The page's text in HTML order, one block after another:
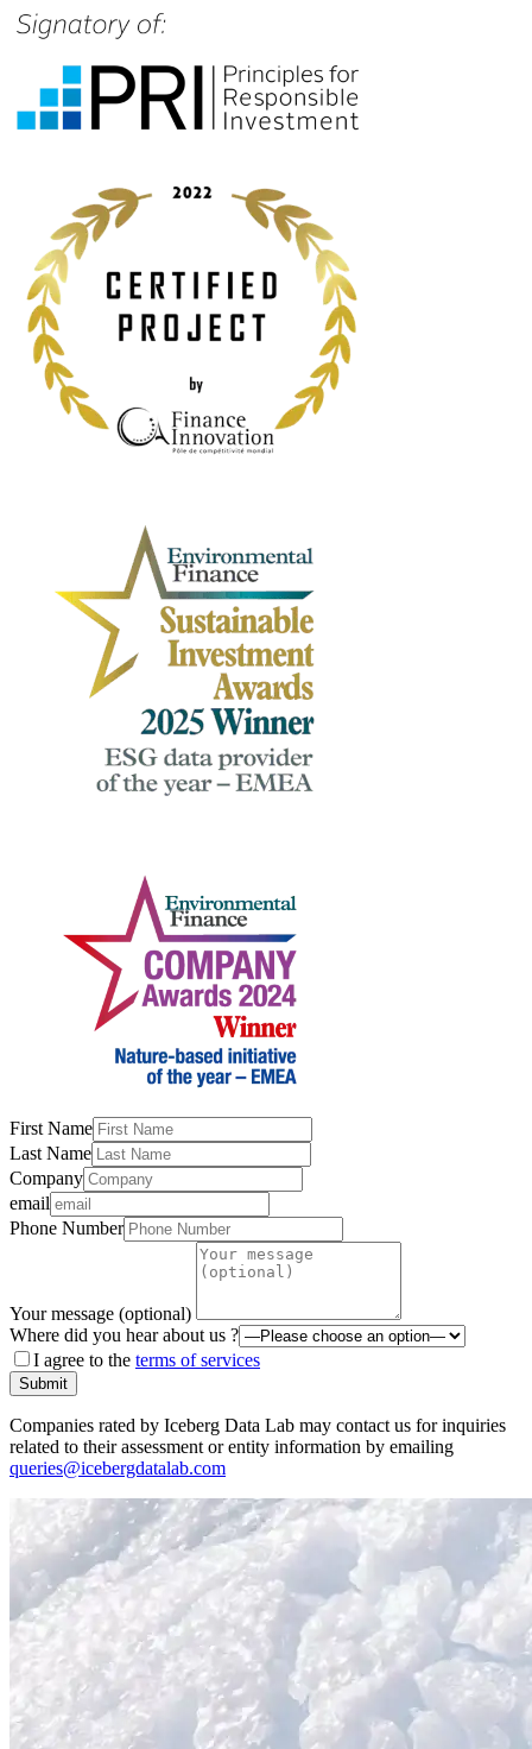
First Name
Last Name
Company
email
Phone Number
Your message (optional)
Where did you hear about us ?
I agree to the terms of services
Submit
Companies rated by Iceberg Data Lab may contact us for inquiries
related to their assessment or entity information by emailing
queries@icebergdatalab.com